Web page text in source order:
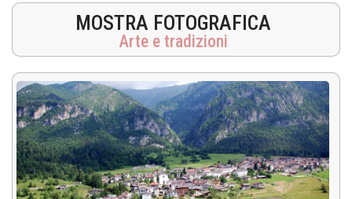
MOSTRA FOTOGRAFICA
Arte e tradizioni